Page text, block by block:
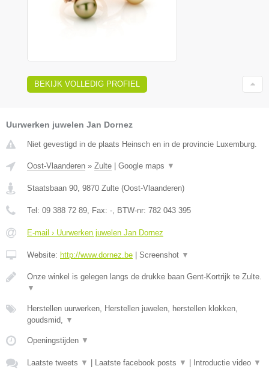
BEKIJK VOLLEDIG PROFIEL
Uurwerken juwelen Jan Dornez
Niet gevestigd in de plaats Heinsch en in de provincie Luxemburg.
Oost-Vlaanderen » Zulte Google maps ▼
Staatsbaan 90, 9870 Zulte (Oost-Vlaanderen)
Tel: 09 388 72 89, Fax: -, BTW-nr: 782 043 395
E-mail › Uurwerken juwelen Jan Dornez
Website: http://www.dornez.be Screenshot ▼
Onze winkel is gelegen langs de drukke baan Gent-Kortrijk te Zulte.
▼
Herstellen uurwerken, Herstellen juwelen, herstellen klokken,
goudsmid, ▼
Openingstijden ▼
Laatste tweets ▼ Laatste facebook posts ▼ Introductie video ▼